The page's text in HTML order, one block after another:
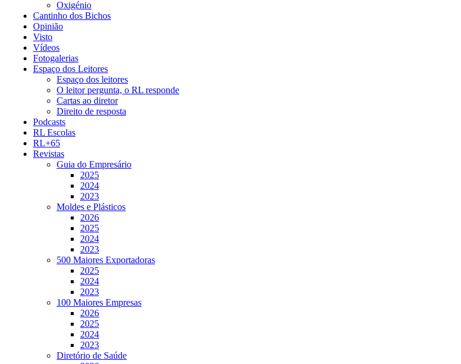
Oxigénio
Cantinho dos Bichos
Opinião
Visto
Vídeos
Fotogalerias
Espaço dos Leitores
Espaço dos leitores
O leitor pergunta, o RL responde
Cartas ao diretor
Direito de resposta
Podcasts
RL Escolas
RL+65
Revistas
Guia do Empresário
2025
2024
2023
Moldes e Plásticos
2026
2025
2024
2023
500 Maiores Exportadoras
2025
2024
2023
100 Maiores Empresas
2026
2025
2024
2023
Diretório de Saúde